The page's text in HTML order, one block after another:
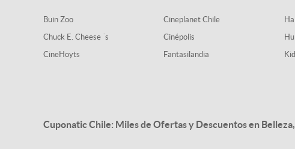
Buin Zoo
Chuck E. Cheese ´s
CineHoyts
Cineplanet Chile
Cinépolis
Fantasilandia
Cuponatic Chile: Miles de Ofertas y Descuentos en